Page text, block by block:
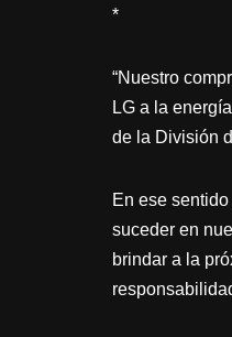
*
“Nuestro
LG a la
de la División
En ese
suceder en
brindar a la